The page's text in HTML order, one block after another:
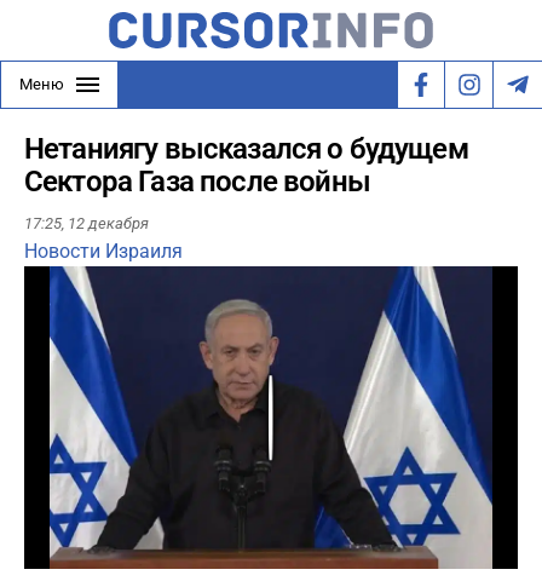
Меню
Нетаниягу высказался о будущем
Сектора Газа после войны
17:25, 12 декабря
Новости Израиля
Фото: скриншот из Youtube